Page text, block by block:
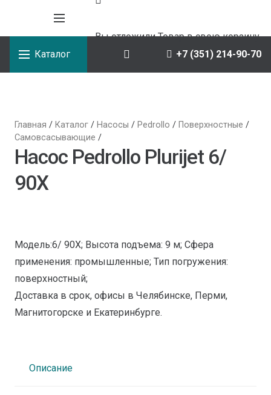
Вы отложилиТоварв свою корзину.
Каталог
+7 (351) 214-90-70
Главная / Каталог / Насосы / Pedrollo / Поверхностные /
Самовсасывающие /
Насос Pedrollo Plurijet 6/
90X
Модель:6/ 90X; Высота подъема: 9 м; Сфера
применения: промышленные; Тип погружения:
поверхностный;
Доставка в срок, офисы в Челябинске, Перми,
Магнитогорске и Екатеринбурге.
Описание